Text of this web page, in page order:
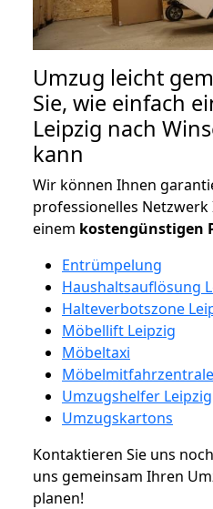
Umzug leicht
Sie, wie einfach
Leipzig nach
kann
Wir können Ihnen
professionelles Netzwerk
einem kostengünstigen
Entrümpelung
Haushaltsauflösung
Halteverbotszone
Möbellift Leipzig
Möbeltaxi
Möbelmitfahrzentrale
Umzugshelfer Leipzig
Umzugskartons
Kontaktieren Sie uns
uns gemeinsam Ihren
planen!